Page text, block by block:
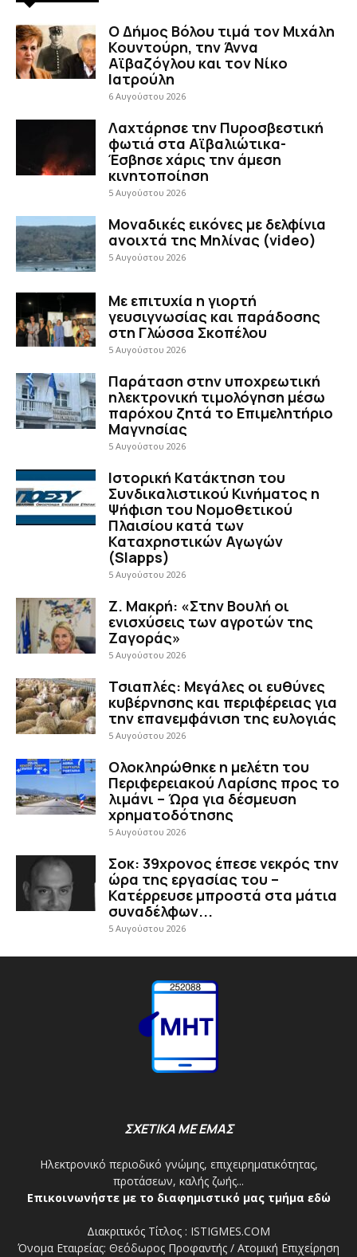
Ο Δήμος Βόλου τιμά τον Μιχάλη
Κουντούρη, την Άννα
Αϊβαζόγλου και τον Νίκο
Ιατρούλη
6 Αυγούστου 2026
Λαχτάρησε την Πυροσβεστική
φωτιά στα Αϊβαλιώτικα-
Έσβησε χάρις την άμεση
κινητοποίηση
5 Αυγούστου 2026
Μοναδικές εικόνες με δελφίνια
ανοιχτά της Μηλίνας (video)
5 Αυγούστου 2026
Με επιτυχία η γιορτή
γευσιγνωσίας και παράδοσης
στη Γλώσσα Σκοπέλου
5 Αυγούστου 2026
Παράταση στην υποχρεωτική
ηλεκτρονική τιμολόγηση μέσω
παρόχου ζητά το Επιμελητήριο
Μαγνησίας
5 Αυγούστου 2026
Ιστορική Κατάκτηση του
Συνδικαλιστικού Κινήματος η
Ψήφιση του Νομοθετικού
Πλαισίου κατά των
Καταχρηστικών Αγωγών
(Slapps)
5 Αυγούστου 2026
Ζ. Μακρή: «Στην Βουλή οι
ενισχύσεις των αγροτών της
Ζαγοράς»
5 Αυγούστου 2026
Τσιαπλές: Μεγάλες οι ευθύνες
κυβέρνησης και περιφέρειας για
την επανεμφάνιση της ευλογιάς
5 Αυγούστου 2026
Ολοκληρώθηκε η μελέτη του
Περιφερειακού Λαρίσης προς το
λιμάνι – Ώρα για δέσμευση
χρηματοδότησης
5 Αυγούστου 2026
Σοκ: 39χρονος έπεσε νεκρός την
ώρα της εργασίας του –
Κατέρρευσε μπροστά στα μάτια
συναδέλφων...
5 Αυγούστου 2026
ΣΧΕΤΙΚΑ ΜΕ ΕΜΑΣ
Ηλεκτρονικό περιοδικό γνώμης, επιχειρηματικότητας,
προτάσεων, καλής ζωής...
Επικοινωνήστε με το διαφημιστικό μας τμήμα εδώ
Διακριτικός Τίτλος : ISTIGMES.COM
Όνομα Εταιρείας: Θεόδωρος Προφαντής / Ατομική Επιχείρηση